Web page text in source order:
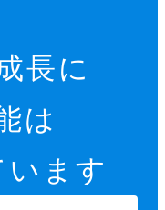
長に
は
ます